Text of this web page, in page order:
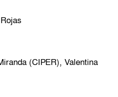
(CIPER), Valentina